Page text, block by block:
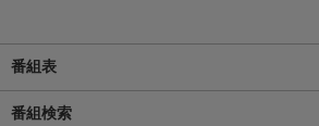
番組表
番組検索